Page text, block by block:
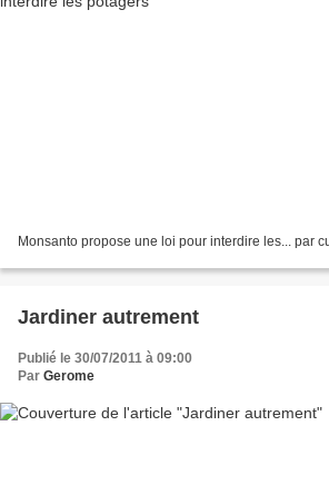
Monsanto propose une loi pour interdire les... par
Jardiner autrement
Publié le 30/07/2011 à 09:00
Par Gerome